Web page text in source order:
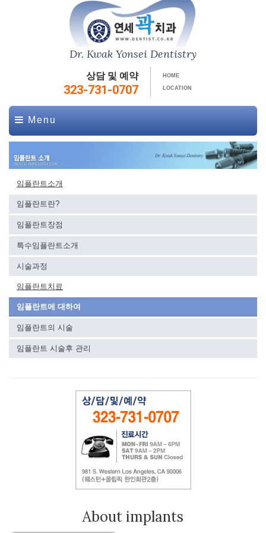
Dr. Kwak Yonsei Dentistry
상담 및 예약
323-731-0707
HOME
LOCATION
Menu
임플란트소개
임플란트란?
임플란트장점
특수임플란트소개
시술과정
임플란트치료
임플란트에 대하여
임플란트의 시술
임플란트 시술후 관리
About implants